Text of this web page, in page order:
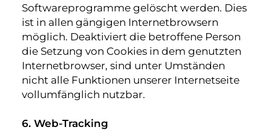
Softwareprogramme gelöscht werden. Dies
ist in allen gängigen Internetbrowsern
möglich. Deaktiviert die betroffene Person
die Setzung von Cookies in dem genutzten
Internetbrowser, sind unter Umständen
nicht alle Funktionen unserer Internetseite
vollumfänglich nutzbar.
6. Web-Tracking